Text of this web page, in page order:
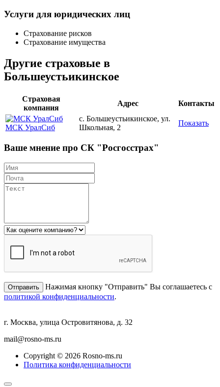
Услуги для юридических лиц
Страхование рисков
Страхование имущества
Другие страховые в
Большеустьикинское
Страховая
компания
Адрес Контакты
МСК УралСиб
с. Большеустьикинское, ул.
Школьная, 2
Показать
Ваше мнение про СК "Росгосстрах"
Нажимая кнопку "Отправить" Вы соглашаетесь с
политикой конфиденциальности.
г. Москва, улица Островитянова, д. 32
mail@rosno-ms.ru
Copyright © 2026 Rosno-ms.ru
Политика конфиденциальности